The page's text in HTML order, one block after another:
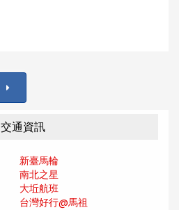
交通資訊
新臺馬輪
南北之星
大坵航班
台灣好行@馬祖